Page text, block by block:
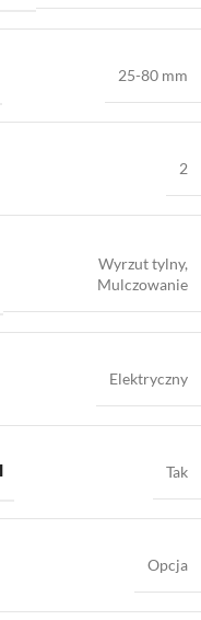
25-80 mm
2
Wyrzut tylny,
Mulczowanie
Elektryczny
Tak
Opcja